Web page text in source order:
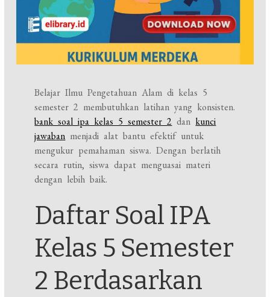
Belajar Ilmu Pengetahuan Alam di kelas 5
semester 2 membutuhkan latihan yang konsisten.
bank soal ipa kelas 5 semester 2 dan kunci
jawaban menjadi alat bantu efektif untuk
mengukur pemahaman siswa. Dengan berlatih
secara rutin, siswa dapat menguasai materi
dengan lebih baik.
Daftar Soal IPA
Kelas 5 Semester
2 Berdasarkan